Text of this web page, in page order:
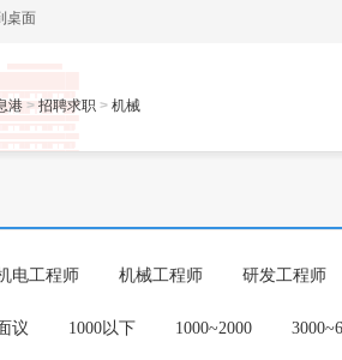
桌面
港 > 招聘求职 > 机械
电工程师 机械工程师 研发工程师
议 1000以下 1000~2000